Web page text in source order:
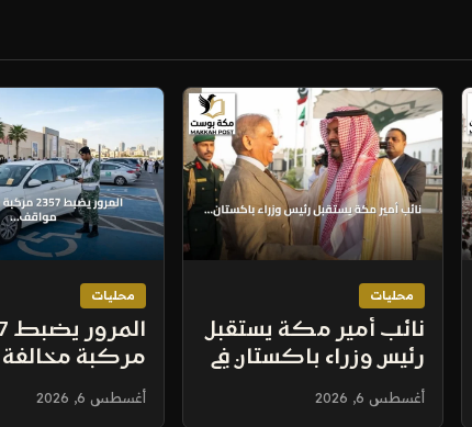
محليات
نائب أمير مكة يستقبل
رئيس وزراء باكستان في
مطار جدة الدولي
أغسطس 6, 2026
محليات
مركبة مخالفة
مواقف ذوي
أغسطس 6, 2026